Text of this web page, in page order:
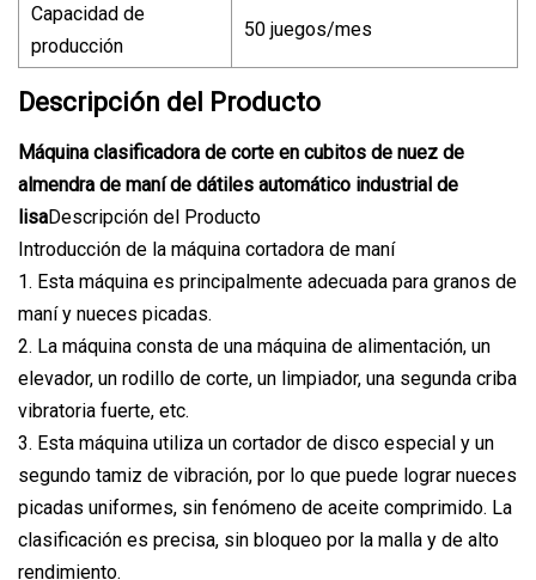
Capacidad de
producción
50 juegos/mes
Descripción del Producto
Máquina clasificadora de corte en cubitos de nuez de
almendra de maní de dátiles automático industrial de
lisaDescripción del Producto
Introducción de la máquina cortadora de maní
1. Esta máquina es principalmente adecuada para granos de
maní y nueces picadas.
2. La máquina consta de una máquina de alimentación, un
elevador, un rodillo de corte, un limpiador, una segunda criba
vibratoria fuerte, etc.
3. Esta máquina utiliza un cortador de disco especial y un
segundo tamiz de vibración, por lo que puede lograr nueces
picadas uniformes, sin fenómeno de aceite comprimido. La
clasificación es precisa, sin bloqueo por la malla y de alto
rendimiento.